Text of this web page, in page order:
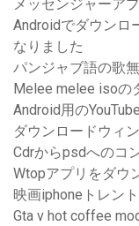
メッセンジャーア
Androidでダウンロ
なりました
パンジャブ語の歌
Melee melee isoの
Android用の
ダウンロードウィ
Cdrからpsdへのコ
Wtopアプリをダウ
映画iphoneトレン
Gta v hot coffee